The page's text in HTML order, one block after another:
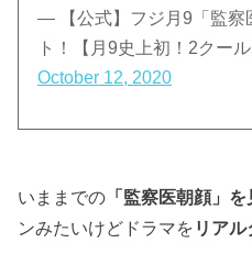
— 【公式】フジ月9「監察
ト！【月9史上初！2クー
October 12, 2020
いままでの 「監察医朝顔」
ンみたいけどドラマを リアル